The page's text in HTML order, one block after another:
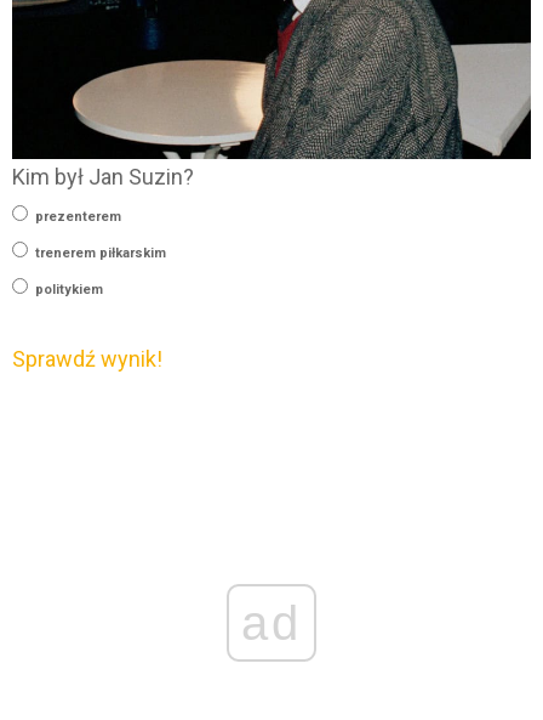
Kim był Jan Suzin?
prezenterem
trenerem piłkarskim
politykiem
Sprawdź wynik!
ad